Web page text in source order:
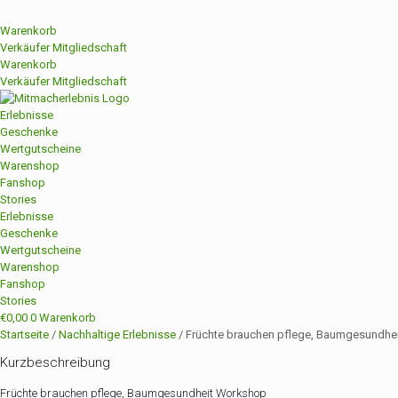
Warenkorb
Verkäufer Mitgliedschaft
Warenkorb
Verkäufer Mitgliedschaft
Erlebnisse
Geschenke
Wertgutscheine
Warenshop
Fanshop
Stories
Erlebnisse
Geschenke
Wertgutscheine
Warenshop
Fanshop
Stories
€0,00 0 Warenkorb
Startseite / Nachhaltige Erlebnisse / Früchte brauchen pflege,
Kurzbeschreibung
Früchte brauchen pflege, Baumgesundheit Workshop